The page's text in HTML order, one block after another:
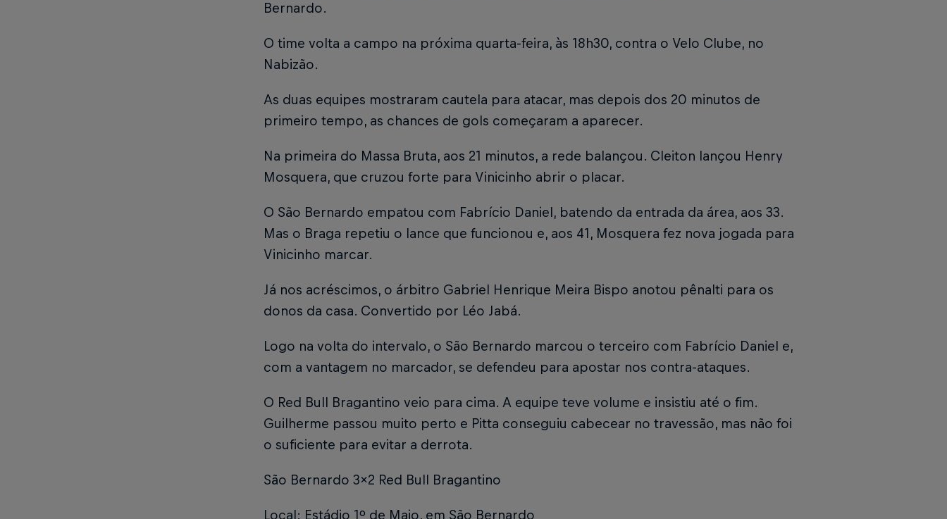
Bernardo.
O time volta a campo na próxima quarta-feira, às 18h30, contra o Velo Clube, no
Nabizão.
As duas equipes mostraram cautela para atacar, mas depois dos 20 minutos de
primeiro tempo, as chances de gols começaram a aparecer.
Na primeira do Massa Bruta, aos 21 minutos, a rede balançou. Cleiton lançou Henry
Mosquera, que cruzou forte para Vinicinho abrir o placar.
O São Bernardo empatou com Fabrício Daniel, batendo da entrada da área, aos 33.
Mas o Braga repetiu o lance que funcionou e, aos 41, Mosquera fez nova jogada para
Vinicinho marcar.
Já nos acréscimos, o árbitro Gabriel Henrique Meira Bispo anotou pênalti para os
donos da casa. Convertido por Léo Jabá.
Logo na volta do intervalo, o São Bernardo marcou o terceiro com Fabrício Daniel e,
com a vantagem no marcador, se defendeu para apostar nos contra-ataques.
O Red Bull Bragantino veio para cima. A equipe teve volume e insistiu até o fim.
Guilherme passou muito perto e Pitta conseguiu cabecear no travessão, mas não foi
o suficiente para evitar a derrota.
São Bernardo 3x2 Red Bull Bragantino
Local: Estádio 1º de Maio, em São Bernardo